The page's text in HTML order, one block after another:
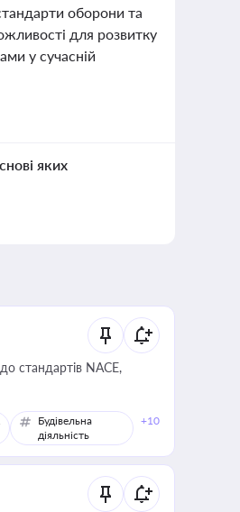
оборони та
для розвитку
у сучасній
яких
стандартів NACE,
Будівельна
діяльність
+10